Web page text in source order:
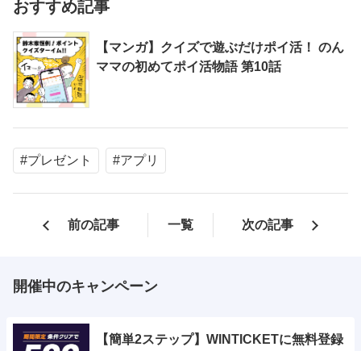
おすすめ記事
【マンガ】クイズで遊ぶだけポイ活！ のん
ママの初めてポイ活物語 第10話
#プレゼント #アプリ
前の記事 一覧 次の記事
開催中のキャンペーン
【簡単2ステップ】WINTICKETに無料登録